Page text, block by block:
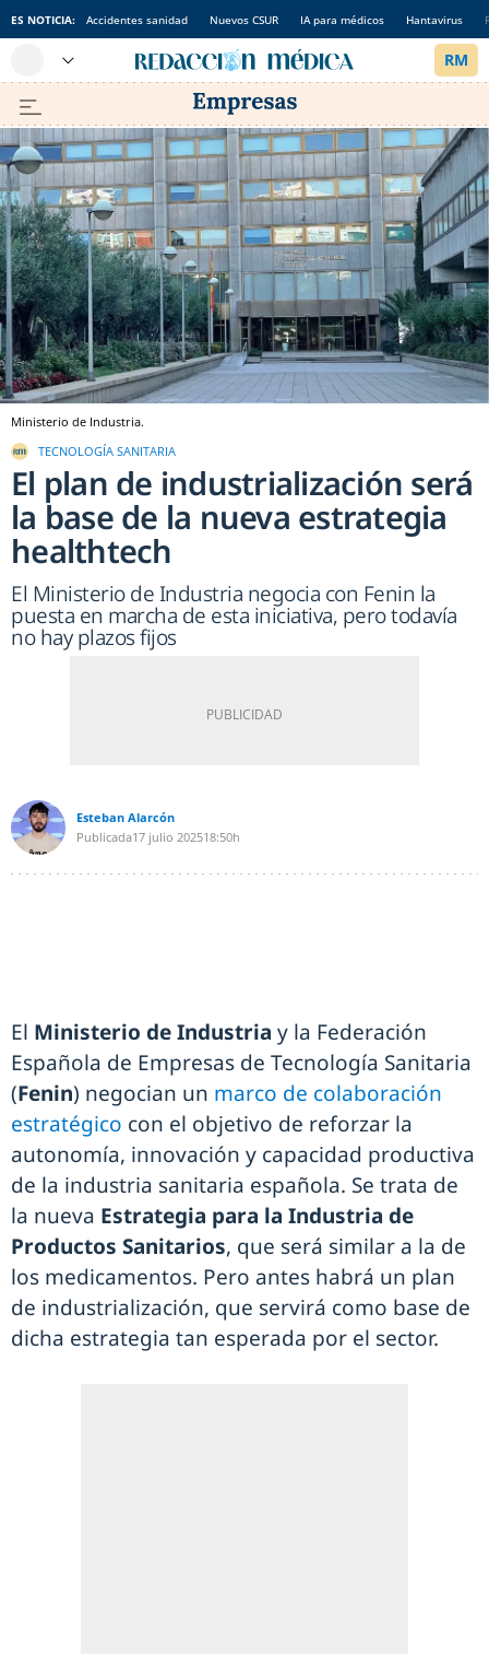
ES NOTICIA: Accidentes sanidad Nuevos CSUR IA para médicos Hantavirus
Ministerio de Industria.
TECNOLOGÍA SANITARIA
El plan de industrialización será
la base de la nueva estrategia
healthtech
El Ministerio de Industria negocia con Fenin la
puesta en marcha de esta iniciativa, pero todavía
no hay plazos fijos
Esteban Alarcón
Publicada17 julio 202518:50h
El Ministerio de Industria y la Federación
Española de Empresas de Tecnología Sanitaria
(Fenin) negocian un marco de colaboración
estratégico con el objetivo de reforzar la
autonomía, innovación y capacidad productiva
de la industria sanitaria española. Se trata de
la nueva Estrategia para la Industria de
Productos Sanitarios, que será similar a la de
los medicamentos. Pero antes habrá un plan
de industrialización, que servirá como base de
dicha estrategia tan esperada por el sector.